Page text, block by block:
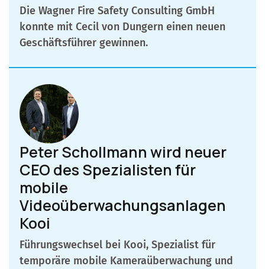
Die Wagner Fire Safety Consulting GmbH
konnte mit Cecil von Dungern einen neuen
Geschäftsführer gewinnen.
Peter Schollmann wird neuer
CEO des Spezialisten für
mobile
Videoüberwachungsanlagen
Kooi
Führungswechsel bei Kooi, Spezialist für
temporäre mobile Kameraüberwachung und